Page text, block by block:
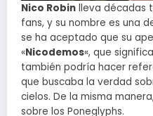
Nico Robin lleva décadas
fans, y su nombre es una
se ha aceptado que su
«Nicodemos«, que
también podría hacer
que buscaba la verdad
cielos. De la misma
sobre los Poneglyphs.